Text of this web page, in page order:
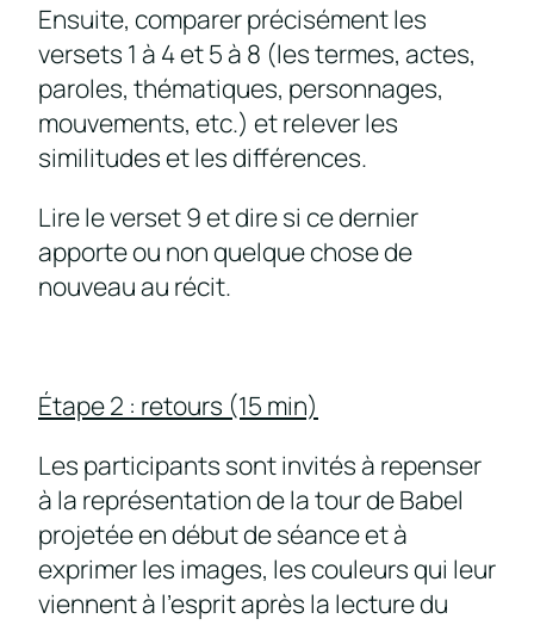
Ensuite, comparer précisément les
versets 1 à 4 et 5 à 8 (les termes, actes,
paroles, thématiques, personnages,
mouvements, etc.) et relever les
similitudes et les différences.
Lire le verset 9 et dire si ce dernier
apporte ou non quelque chose de
nouveau au récit.
Étape 2 : retours (15 min)
Les participants sont invités à repenser
à la représentation de la tour de Babel
projetée en début de séance et à
exprimer les images, les couleurs qui leur
viennent à l’esprit après la lecture du